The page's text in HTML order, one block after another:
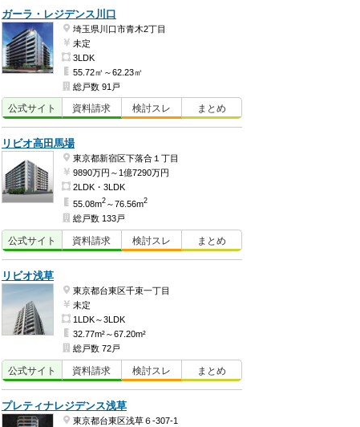
ガーラ・レジデンス川口
埼玉県川口市青木2丁目
未定
3LDK
55.72㎡～62.23㎡
総戸数 91戸
公式サイト 資料請求 検討スレ まとめ
リビオ高田馬場
東京都新宿区下落合１丁目
9890万円～1億7290万円
2LDK・3LDK
55.08m2 ～76.56m2
総戸数 133戸
公式サイト 資料請求 検討スレ まとめ
リビオ浅草
東京都台東区千束一丁目
未定
1LDK～3LDK
32.77m²～67.20m²
総戸数 72戸
公式サイト 資料請求 検討スレ まとめ
プレティナレジデンス浅草
東京都台東区浅草６-307-1